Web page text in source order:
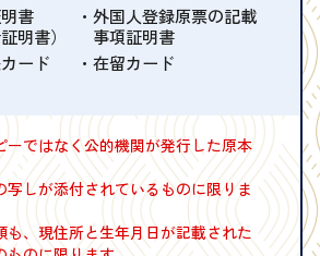
書
明書）
外国人登録原票の記載
事項証明書
ード
在留カード
ーではなく公的機関が発行した原本
写しが添付されているものに限りま
も、現住所と生年月日が記載された